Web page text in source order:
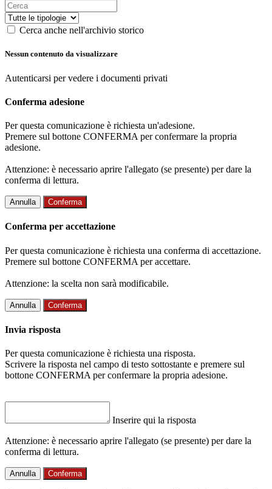
Cerca anche nell'archivio storico
Nessun contenuto da visualizzare
Autenticarsi per vedere i documenti privati
Conferma adesione
Per questa comunicazione è richiesta un'adesione.
Premere sul bottone CONFERMA per confermare la propria
adesione.
Attenzione: è necessario aprire l'allegato (se presente) per dare la
conferma di lettura.
Annulla Conferma
Conferma per accettazione
Per questa comunicazione è richiesta una conferma di accettazione.
Premere sul bottone CONFERMA per accettare.
Attenzione: la scelta non sarà modificabile.
Annulla Conferma
Invia risposta
Per questa comunicazione è richiesta una risposta.
Scrivere la risposta nel campo di testo sottostante e premere sul
bottone CONFERMA per confermare la propria adesione.
Inserire qui la risposta
Attenzione: è necessario aprire l'allegato (se presente) per dare la
conferma di lettura.
Annulla Conferma